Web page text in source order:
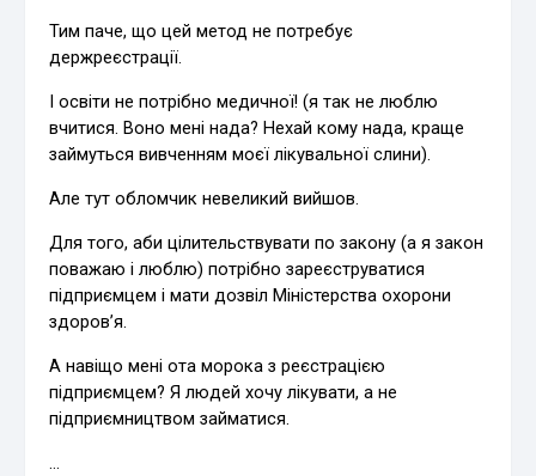
Тим паче, що цей метод не потребує
держреєстрації.
І освіти не потрібно медичної! (я так не люблю
вчитися. Воно мені нада? Нехай кому нада, краще
займуться вивченням моєї лікувальної слини).
Але тут обломчик невеликий вийшов.
Для того, аби цілительствувати по закону (а я закон
поважаю і люблю) потрібно зареєструватися
підприємцем і мати дозвіл Міністерства охорони
здоров’я.
А навіщо мені ота морока з реєстрацією
підприємцем? Я людей хочу лікувати, а не
підприємництвом займатися.
…